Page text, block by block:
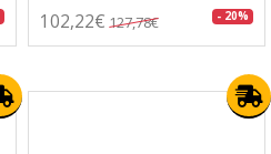
102,22€ 127,78€ - 20%